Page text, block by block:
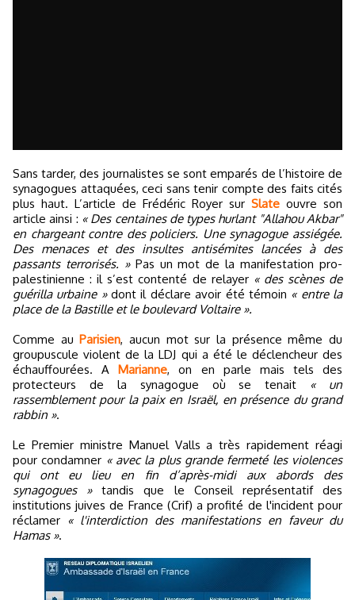
Sans tarder, des journalistes se sont emparés de l’histoire de
synagogues attaquées, ceci sans tenir compte des faits cités
plus haut. L’article de Frédéric Royer sur Slate ouvre son
article ainsi : « Des centaines de types hurlant "Allahou Akbar"
en chargeant contre des policiers. Une synagogue assiégée.
Des menaces et des insultes antisémites lancées à des
passants terrorisés. »Pas un mot de la manifestation pro-
palestinienne : il s’est contenté de relayer « des scènes de
guérilla urbaine »dont il déclare avoir été témoin « entre la
place de la Bastille et le boulevard Voltaire ».
Comme auParisien, aucun mot sur la présence même du
groupuscule violent de la LDJ qui a été le déclencheur des
échauffourées. AMarianne, on en parle mais tels des
protecteurs de la synagogue où se tenait « un
rassemblement pour la paix en Israël, en présence du grand
rabbin ».
Le Premier ministre Manuel Valls a très rapidement réagi
pour condamner « avec la plus grande fermeté les violences
qui ont eu lieu en fin d’après-midi aux abords des
synagogues »tandis que le Conseil représentatif des
institutions juives de France (Crif) a profité de l'incident pour
réclamer « l'interdiction des manifestations en faveur du
Hamas ».